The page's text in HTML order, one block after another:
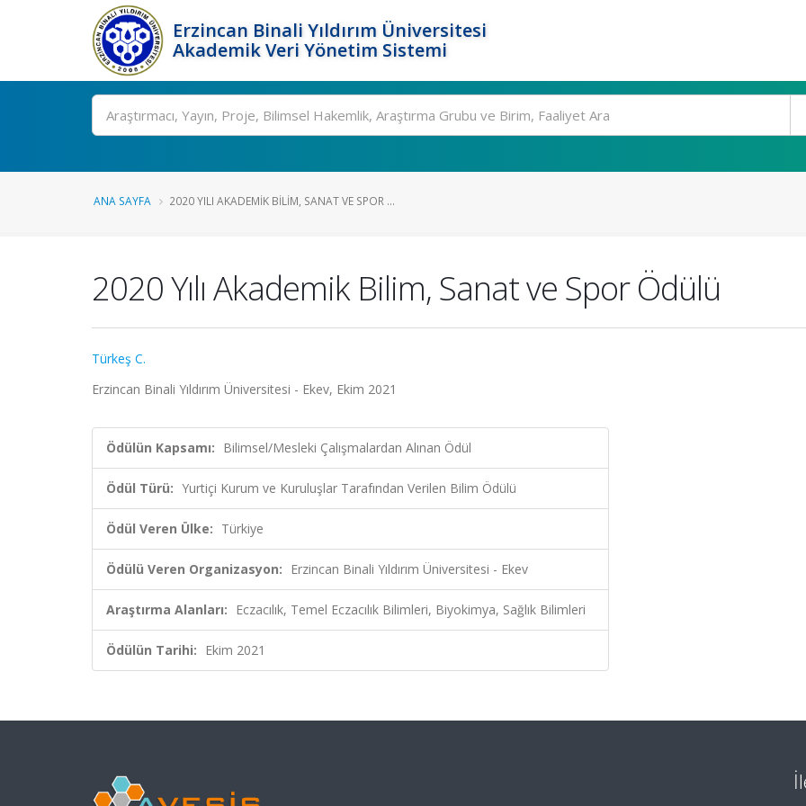
Erzincan Binali Yıldırım Üniversitesi
Akademik Veri Yönetim Sistemi
Ara
ANA SAYFA 2020 YILI AKADEMIK BILIM, SANAT VE SPOR ...
2020 Yılı Akademik Bilim, Sanat ve Spor Ödülü
Türkeş C.
Erzincan Binali Yıldırım Üniversitesi - Ekev, Ekim 2021
Ödülün Kapsamı: Bilimsel/Mesleki Çalışmalardan Alınan Ödül
Ödül Türü: Yurtiçi Kurum ve Kuruluşlar Tarafından Verilen Bilim Ödülü
Ödül Veren Ülke: Türkiye
Ödülü Veren Organizasyon: Erzincan Binali Yıldırım Üniversitesi - Ekev
Araştırma Alanları: Eczacılık, Temel Eczacılık Bilimleri, Biyokimya, Sağlık Bilimleri
Ödülün Tarihi: Ekim 2021